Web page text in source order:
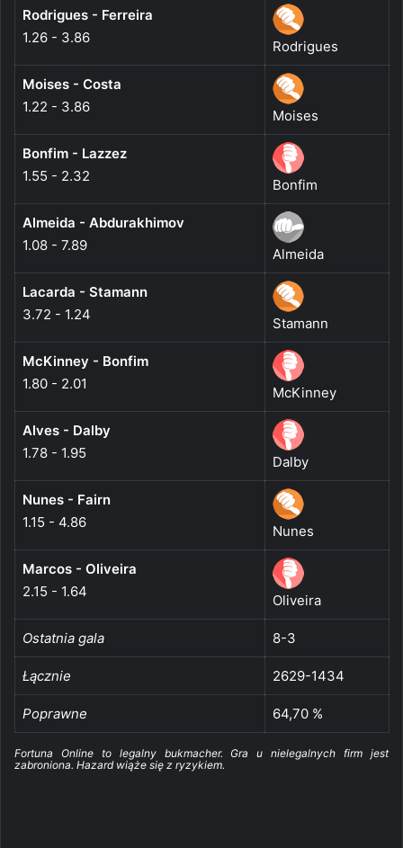
Rodrigues - Ferreira
1.26 - 3.86
Rodrigues
Moises - Costa
1.22 - 3.86
Moises
Bonfim - Lazzez
1.55 - 2.32
Bonfim
Almeida - Abdurakhimov
1.08 - 7.89
Almeida
Lacarda - Stamann
3.72 - 1.24
Stamann
McKinney - Bonfim
1.80 - 2.01
McKinney
Alves - Dalby
1.78 - 1.95
Dalby
Nunes - Fairn
1.15 - 4.86
Nunes
Marcos - Oliveira
2.15 - 1.64
Oliveira
Ostatnia gala 8-3
Łącznie 2629-1434
Poprawne 64,70 %
Fortuna Online to legalny bukmacher. Gra u nielegalnych firm jest
zabroniona. Hazard wiąże się z ryzykiem.